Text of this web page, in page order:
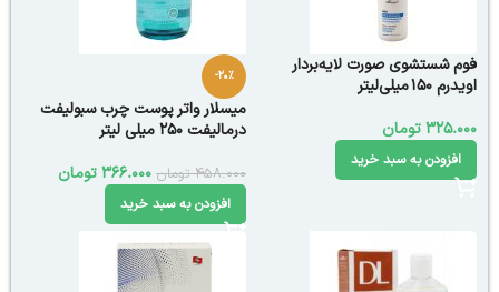
فوم شستشوی صورت لایه‌بردار
اویدرم 150 میلی‌لیتر
325.000تومان
افزودن به سبد خرید
-20%
میسلار واتر پوست چرب سبولیفت
درمالیفت 250 میلی لیتر
458.000 تومان 366.000تومان
افزودن به سبد خرید